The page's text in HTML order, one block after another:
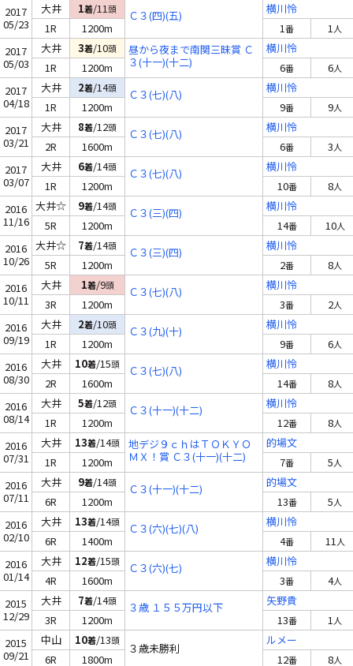
2017
05/23
大井 1着/11頭 Ｃ３(四)(五)
横川怜
1R
1200m 1番 1人
2017
05/03
大井 3着/10頭
昼から夜まで南関三昧賞 Ｃ
３(十一)(十二)
横川怜
1R
1200m 6番 6人
2017
04/18
大井 2着/14頭 Ｃ３(七)(八)
横川怜
1R
1200m 9番 9人
2017
03/21
大井 8着/12頭 Ｃ３(七)(八)
横川怜
2R
1600m 6番 3人
2017
03/07
大井 6着/14頭 Ｃ３(七)(八)
横川怜
1R
1200m 10番 8人
2016
11/16
大井☆ 9着/14頭 Ｃ３(三)(四)
横川怜
5R
1200m 14番 10人
2016
10/26
大井☆ 7着/14頭 Ｃ３(三)(四)
横川怜
5R
1200m 2番 8人
2016
10/11
大井 1着/9頭 Ｃ３(七)(八)
横川怜
3R
1200m 3番 2人
2016
09/19
大井 2着/10頭 Ｃ３(九)(十)
横川怜
1R
1200m 9番 6人
2016
08/30
大井 10着/15頭 Ｃ３(七)(八)
横川怜
2R
1600m 14番 8人
2016
08/14
大井 5着/12頭 Ｃ３(十一)(十二)
横川怜
1R
1200m 12番 8人
2016
07/31
大井 13着/14頭
地デジ９ｃｈはＴＯＫＹＯ
ＭＸ！賞 Ｃ３(十一)(十二)
的場文
1R
1200m 7番 5人
2016
07/11
大井 9着/14頭 Ｃ３(十一)(十二)
的場文
6R
1200m 13番 5人
2016
02/10
大井 13着/14頭 Ｃ３(六)(七)(八)
横川怜
6R
1400m 4番 11人
2016
01/14
大井 12着/15頭 Ｃ３(六)(七)
横川怜
4R
1600m 3番 4人
2015
12/29
大井 7着/14頭 ３歳 １５５万円以下
矢野貴
3R
1200m 13番 1人
2015
09/21
中山 10着/13頭
３歳未勝利
ルメー
6R
1800m 12番 8人